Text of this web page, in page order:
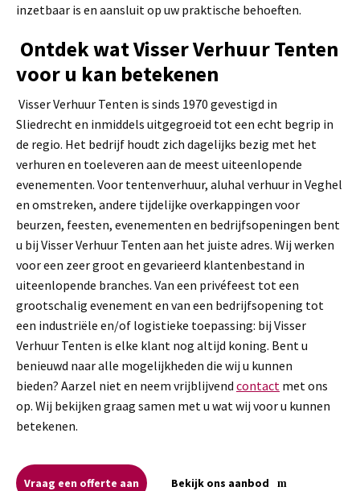
inzetbaar is en aansluit op uw praktische behoeften.
Ontdek wat Visser Verhuur Tenten
voor u kan betekenen
Visser Verhuur Tenten is sinds 1970 gevestigd in
Sliedrecht en inmiddels uitgegroeid tot een echt begrip in
de regio. Het bedrijf houdt zich dagelijks bezig met het
verhuren en toeleveren aan de meest uiteenlopende
evenementen. Voor tentenverhuur, aluhal verhuur in Veghel
en omstreken, andere tijdelijke overkappingen voor
beurzen, feesten, evenementen en bedrijfsopeningen bent
u bij Visser Verhuur Tenten aan het juiste adres. Wij werken
voor een zeer groot en gevarieerd klantenbestand in
uiteenlopende branches. Van een privéfeest tot een
grootschalig evenement en van een bedrijfsopening tot
een industriële en/of logistieke toepassing: bij Visser
Verhuur Tenten is elke klant nog altijd koning. Bent u
benieuwd naar alle mogelijkheden die wij u kunnen
bieden? Aarzel niet en neem vrijblijvend contact met ons
op. Wij bekijken graag samen met u wat wij voor u kunnen
betekenen.
Vraag een offerte aan Bekijk ons aanbod